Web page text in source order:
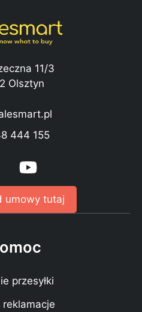
11/3
Olsztyn
444 155
umowy tutaj
przesyłki